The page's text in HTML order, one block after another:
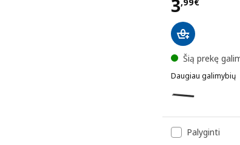
3,99€
Šią prekę
Daugiau galimybių
Palyginti